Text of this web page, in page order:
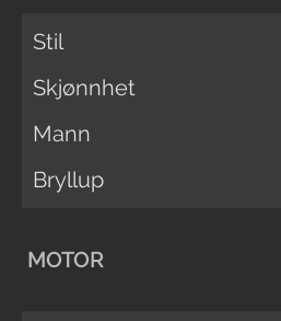
Stil
Skjønnhet
Mann
Bryllup
MOTOR